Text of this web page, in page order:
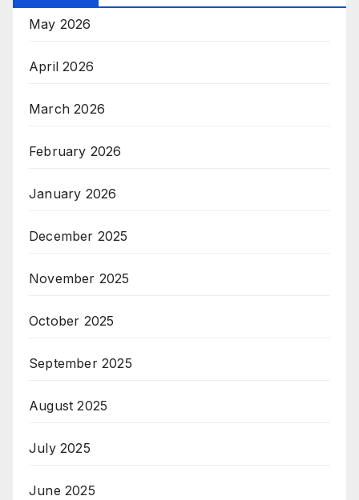
May 2026
April 2026
March 2026
February 2026
January 2026
December 2025
November 2025
October 2025
September 2025
August 2025
July 2025
June 2025